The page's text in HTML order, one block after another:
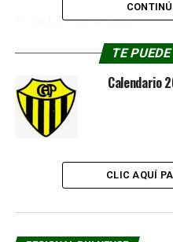
5ª fecha – 12 de julio
6ª fecha – 9 de agosto
7ª fecha – 13 de septiembre
8ª fecha – 11 de octubre.
CALENDARIO
PRÓXIMA NOTICIA
TE
Calendario
CLIC AQUÍ